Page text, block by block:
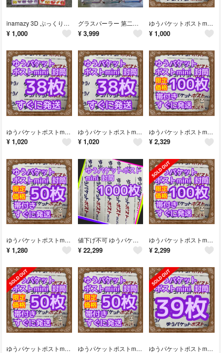
inamazy 3D ぷっくりシール 芋 トマト 新品未開封 2枚セット
¥ 1,000
グラスパーラー 第二弾 ステンドグラス シール 全6種セット コンプリートセット
¥ 3,999
ゆうパケットポストmini 封筒 39枚 すぐに発送 折り曲げ無し 防水加工
¥ 1,000
ゆうパケットポストmini 封筒 38枚 すぐに発送 折り曲げ無し 防水加工
¥ 1,020
ゆうパケットポストmini 封筒 38枚 すぐに発送 折り曲げ無し 防水加工
¥ 1,020
ゆうパケットポストmini 封筒 100枚 すぐに発送 折り曲げ無し 防水加工
¥ 2,329
ゆうパケットポストmini 封筒 50枚 すぐに発送 折り曲げ無し 防水加工
¥ 1,280
値下げ不可 ゆうパケットポストmini 封筒 1000枚 帯付き
¥ 22,299
ゆうパケットポストmini 封筒 100枚 すぐに発送 折り曲げ無し 帯付き
¥ 2,299
ゆうパケットポストmini 封筒 50枚 帯付き すぐに発送 ゆうパケットポストmini 封筒 50枚 帯付き すぐに発送 ゆうパケットポストmini 封筒 39枚 すぐに発送 折り曲げ無し 防水加工